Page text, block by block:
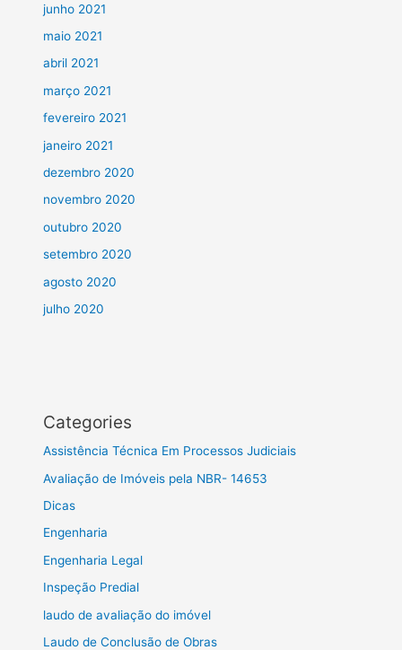
junho 2021
maio 2021
abril 2021
março 2021
fevereiro 2021
janeiro 2021
dezembro 2020
novembro 2020
outubro 2020
setembro 2020
agosto 2020
julho 2020
Categories
Assistência Técnica Em Processos Judiciais
Avaliação de Imóveis pela NBR- 14653
Dicas
Engenharia
Engenharia Legal
Inspeção Predial
laudo de avaliação do imóvel
Laudo de Conclusão de Obras